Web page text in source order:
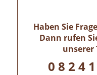
Haben Sie
Dann rufen
unserer
0 8 2 4